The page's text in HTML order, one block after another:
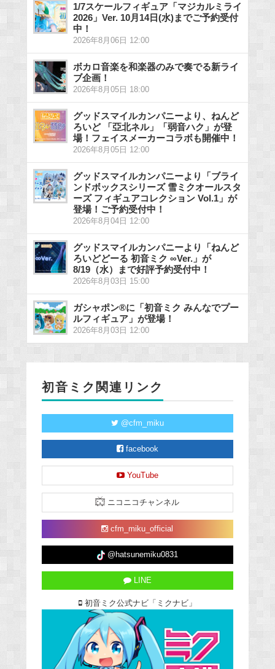
1/7スケールフィギュア「マジカルミライ
2026」Ver. 10月14日(水)までご予約受付
中！
2026年8月06日 12:00
ボカロ音楽を和楽器のみで奏でる新ライ
ブ企画！
2026年8月05日 18:00
グッドスマイルカンパニーより、ねんど
ろいど 「亞北ネル」「弱音ハク」が登
場！フェイスメーカーコラボも開催中！
2026年8月05日 12:00
グッドスマイルカンパニーより「ブライ
ンドボックスシリーズ 雪ミクオールスタ
ーズ フィギュアコレクション Vol.1」が
登場！ご予約受付中！
2026年8月04日 12:00
グッドスマイルカンパニーより「ねんど
ろいどどーる 初音ミク ∞Ver.」が
8/19（水）まで好評予約受付中！
2026年8月03日 15:00
ガシャポン®に「初音ミク みんなでプー
ルフィギュア」が登場！
2026年8月03日 12:00
初音ミク関連リンク
@cfm_miku
facebook
YouTube
ニコニコチャンネル
cfm_miku_official
@hatsunemiku0831
LINE
初音ミク公式ナビ「ミクナビ」